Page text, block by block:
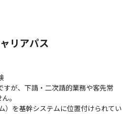
リアパス
が、下請・二次請的業務や客先常
。
）を基幹システムに位置付けられてい